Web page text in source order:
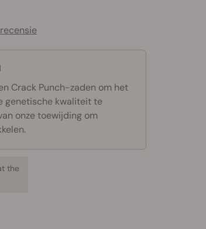
Crack Punch-zaden om het
genetische kwaliteit te
onze toewijding om
the